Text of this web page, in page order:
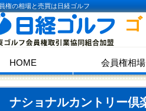
権の相場と売買は日経ゴルフ
HOME 会員権相場
ショナルカントリー